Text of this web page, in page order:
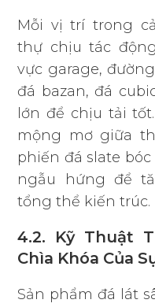
Mỗi vị trí trong
thự chịu tác
vực garage,
đá bazan, đá
lớn để chịu tải
mộng mơ giữa
phiến đá slate
ngẫu hứng để
tổng thể kiến trúc.
4.2. Kỹ Thuật
Chìa Khóa Của
Sản phẩm đá lát